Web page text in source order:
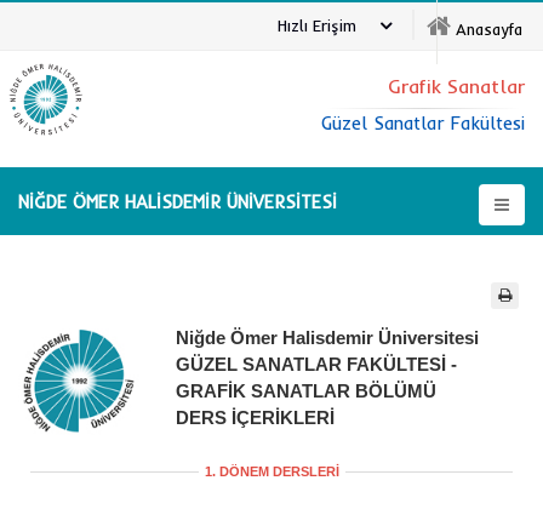
Anasayfa
Hızlı Erişim
NİĞDE ÖMER HALİSDEMİR ÜNİVERSİTESİ
Grafik Sanatlar
Güzel Sanatlar Fakültesi
Niğde Ömer Halisdemir Üniversitesi
GÜZEL SANATLAR FAKÜLTESİ -
GRAFİK SANATLAR BÖLÜMÜ
DERS İÇERİKLERİ
1. DÖNEM DERSLERİ